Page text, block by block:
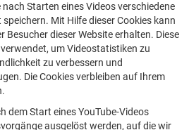
nach Starten eines Videos verschiedene
Mit Hilfe dieser Cookies kann
Besucher dieser Website erhalten. Diese
um Videostatistiken zu
zu verbessern und
Die Cookies verbleiben auf Ihrem
dem Start eines YouTube-Videos
ausgelöst werden, auf die wir